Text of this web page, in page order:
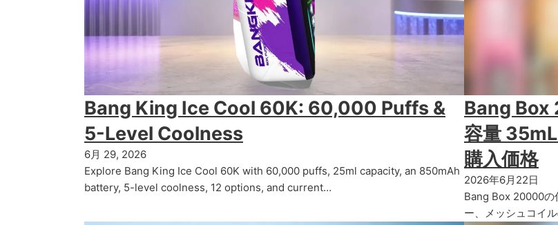
Bang King Ice Cool 60K: 60,000 Puffs &
5-Level Coolness
6月 29, 2026
Explore Bang King Ice Cool 60K with 60,000 puffs, 25ml capacity, an 850mAh
battery, 5-level coolness, 12 options, and current…
Bang Box
容量
購入価格
2026年6月22日
Bang Box 20000の
ー、メッシュコイ